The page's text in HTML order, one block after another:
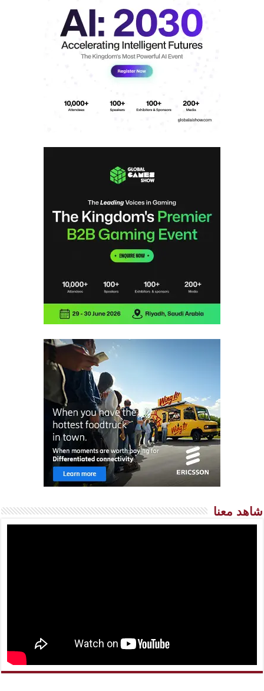
شاهد معنا